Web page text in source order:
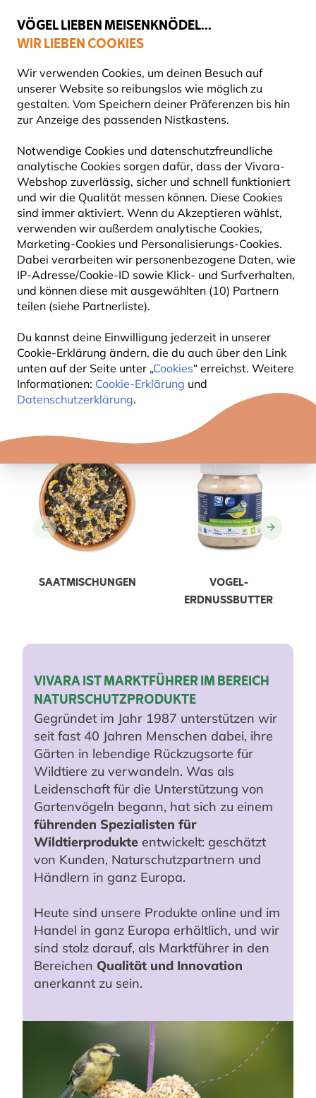
VÖGEL LIEBEN MEISENKNÖDEL...
WIR LIEBEN COOKIES
Wir verwenden Cookies, um deinen Besuch auf
unserer Website so reibungslos wie möglich zu
gestalten. Vom Speichern deiner Präferenzen bis hin
zur Anzeige des passenden Nistkastens.
Notwendige Cookies und datenschutzfreundliche
analytische Cookies sorgen dafür, dass der Vivara-
Webshop zuverlässig, sicher und schnell funktioniert
und wir die Qualität messen können. Diese Cookies
sind immer aktiviert. Wenn du Akzeptieren wählst,
verwenden wir außerdem analytische Cookies,
Marketing-Cookies und Personalisierungs-Cookies.
Dabei verarbeiten wir personenbezogene Daten, wie
IP-Adresse/Cookie-ID sowie Klick- und Surfverhalten,
und können diese mit ausgewählten (10) Partnern
teilen (siehe Partnerliste).
Du kannst deine Einwilligung jederzeit in unserer
Cookie-Erklärung ändern, die du auch über den Link
unten auf der Seite unter „Cookies“ erreichst. Weitere
Informationen: Cookie-Erklärung und
Datenschutzerklärung.
Top-bewertet in 11 Ländern
Gratis Versand ab 49 €
Mehr Leben im Garten
DEINEN AUSSENBEREICH IN EIN P
ARADIES FÜR GARTENVÖGEL V
ERWANDELN?
SAATMISCHUNGEN
VOGEL-
ERDNUSSBUTTER
VIVARA IST MARKTFÜHRER IM BEREICH
NATURSCHUTZPRODUKTE
Gegründet im Jahr 1987 unterstützen wir
seit fast 40 Jahren Menschen dabei, ihre
Gärten in lebendige Rückzugsorte für
Wildtiere zu verwandeln. Was als
Leidenschaft für die Unterstützung von
Gartenvögeln begann, hat sich zu einem
führenden Spezialisten für
Wildtierprodukte entwickelt: geschätzt
von Kunden, Naturschutzpartnern und
Händlern in ganz Europa.
Heute sind unsere Produkte online und im
Handel in ganz Europa erhältlich, und wir
sind stolz darauf, als Marktführer in den
Bereichen Qualität und Innovation
anerkannt zu sein.